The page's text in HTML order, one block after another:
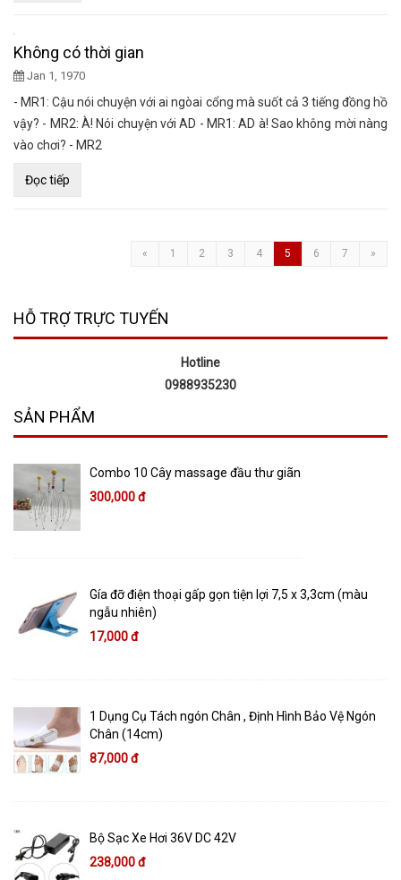
Không có thời gian
Jan 1, 1970
- MR1: Cậu nói chuyện với ai ngòai cổng mà suốt cả 3 tiếng đồng hồ
vậy? - MR2: À! Nói chuyện với AD - MR1: AD à! Sao không mời nàng
vào chơi? - MR2
Đọc tiếp
« 1 2 3 4 5 6 7 »
HỖ TRỢ TRỰC TUYẾN
Hotline
0988935230
SẢN PHẨM
Combo 10 Cây massage đầu thư giãn
300,000 đ
Gía đỡ điện thoại gấp gọn tiện lợi 7,5 x 3,3cm (màu
ngẫu nhiên)
17,000 đ
1 Dụng Cụ Tách ngón Chân , Định Hình Bảo Vệ Ngón
Chân (14cm)
87,000 đ
Bộ Sạc Xe Hơi 36V DC 42V
238,000 đ